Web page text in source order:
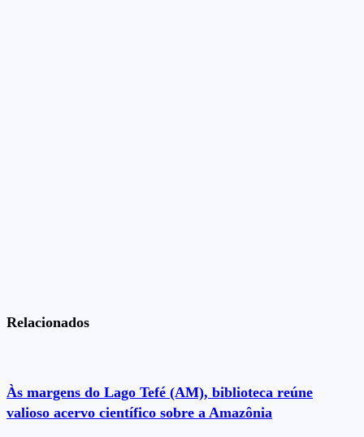
Relacionados
Às margens do Lago Tefé (AM), biblioteca reúne
valioso acervo científico sobre a Amazônia